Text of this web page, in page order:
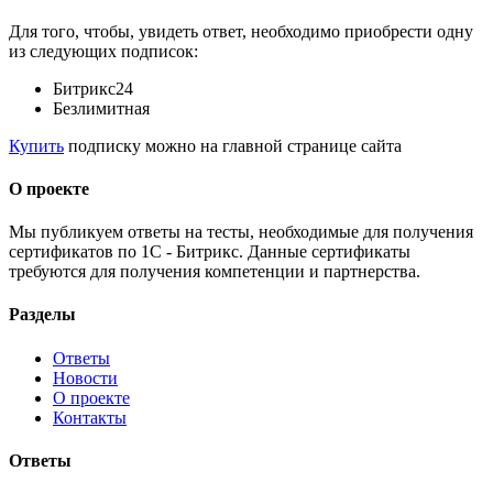
Для того, чтобы, увидеть ответ, необходимо приобрести одну
из следующих подписок:
Битрикс24
Безлимитная
Купить подписку можно на главной странице сайта
О проекте
Мы публикуем ответы на тесты, необходимые для получения
сертификатов по 1С - Битрикс. Данные сертификаты
требуются для получения компетенции и партнерства.
Разделы
Ответы
Новости
О проекте
Контакты
Ответы